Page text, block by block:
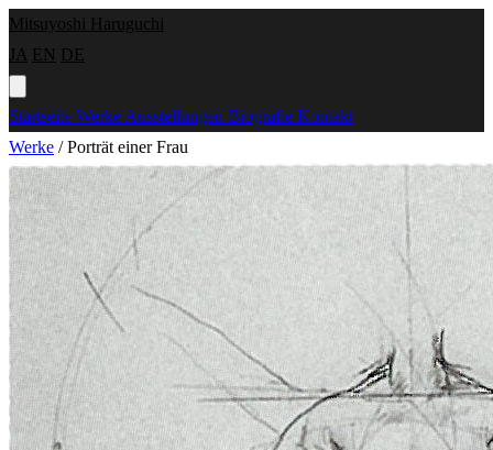
Mitsuyoshi Haruguchi
JA EN DE
Startseite Werke Ausstellungen Biografie Kontakt
Werke / Porträt einer Frau